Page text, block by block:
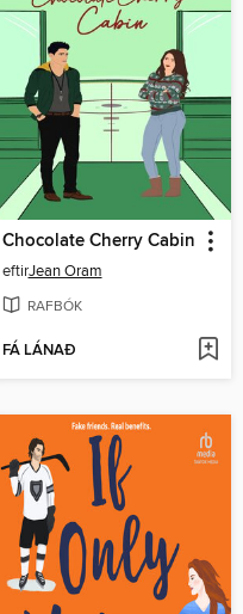
Chocolate Cherry Cabin
eftirJean Oram
RAFBÓK
FÁ LÁNAÐ